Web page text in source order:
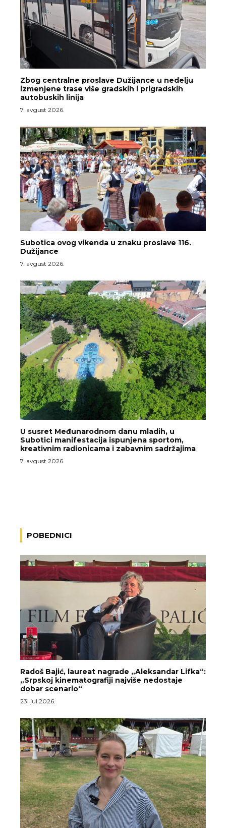
Zbog centralne proslave Dužijance u nedelju
izmenjene trase više gradskih i prigradskih
autobuskih linija
7. avgust 2026.
Subotica ovog vikenda u znaku proslave 116.
Dužijance
7. avgust 2026.
U susret Međunarodnom danu mladih, u
Subotici manifestacija ispunjena sportom,
kreativnim radionicama i zabavnim sadržajima
7. avgust 2026.
POBEDNICI
Radoš Bajić, laureat nagrade „Aleksandar Lifka“:
„Srpskoj kinematografiji najviše nedostaje
dobar scenario“
23. jul 2026.